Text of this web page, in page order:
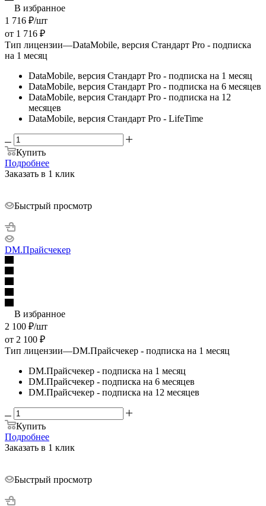
В избранное
1 716 ₽/шт
от 1 716 ₽
Тип лицензии—DataMobile, версия Стандарт Pro - подписка
на 1 месяц
DataMobile, версия Стандарт Pro - подписка на 1 месяц
DataMobile, версия Стандарт Pro - подписка на 6 месяцев
DataMobile, версия Стандарт Pro - подписка на 12
месяцев
DataMobile, версия Стандарт Pro - LifeTime
Купить
Подробнее
Заказать в 1 клик
Быстрый просмотр
DM.Прайсчекер
В избранное
2 100 ₽/шт
от 2 100 ₽
Тип лицензии—DM.Прайсчекер - подписка на 1 месяц
DM.Прайсчекер - подписка на 1 месяц
DM.Прайсчекер - подписка на 6 месяцев
DM.Прайсчекер - подписка на 12 месяцев
Купить
Подробнее
Заказать в 1 клик
Быстрый просмотр